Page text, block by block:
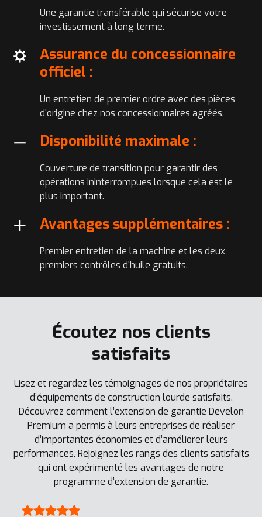
Une garantie transférable qui sécurise votre
investissement à long terme.
Assurance du concessionnaire
officiel :
Un entretien de premier ordre avec des pièces
d'origine chez nos concessionnaires agréés.
Disponibilité maximale :
Couverture de transition pour garantir des
opérations ininterrompues lorsque cela est le
plus important.
Avantages supplémentaires :
Premier entretien de la machine et les deux
premiers contrôles d'huile gratuits.
Écoutez nos clients
satisfaits
Lisez et regardez les témoignages de nos propriétaires
d’équipements de construction lourde satisfaits.
Découvrez comment l’extension de garantie Develon
Premium a permis à leurs entreprises de réaliser
d’importantes économies et d’améliorer leurs
performances. Rejoignez les rangs des clients satisfaits
qui ont expérimenté les avantages de notre
programme d’extension de garantie.